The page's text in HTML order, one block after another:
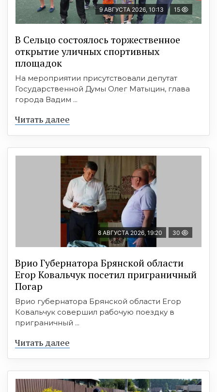
9 АВГУСТА 2026, 10:13 15
В Сельцо состоялось торжественное
открытие уличных спортивных
площадок
На мероприятии присутствовали депутат
Государственной Думы Олег Матыцин, глава
города Вадим ...
Читать далее
8 АВГУСТА 2026, 19:20 30
Врио Губернатора Брянской области
Егор Ковальчук посетил приграничный
Погар
Врио губернатора Брянской области Егор
Ковальчук совершил рабочую поездку в
приграничный ...
Читать далее